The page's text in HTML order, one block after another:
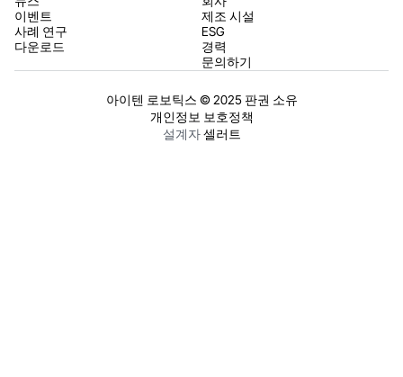
이벤트
사례 연구
다운로드
제조 시설
ESG
경력
문의하기
아이텐 로보틱스 © 2025 판권 소유
개인정보 보호정책
설계자셀러트